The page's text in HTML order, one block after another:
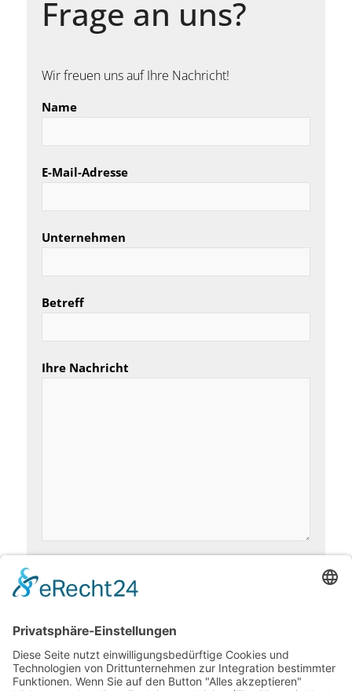
Frage an uns?
Wir freuen uns auf Ihre Nachricht!
Name
E-Mail-Adresse
Unternehmen
Betreff
Ihre Nachricht
und Gelb mischt?
Ich bin mit der Speicherung und Verarbeitung
meiner Daten zum Zweck meiner Anfrage